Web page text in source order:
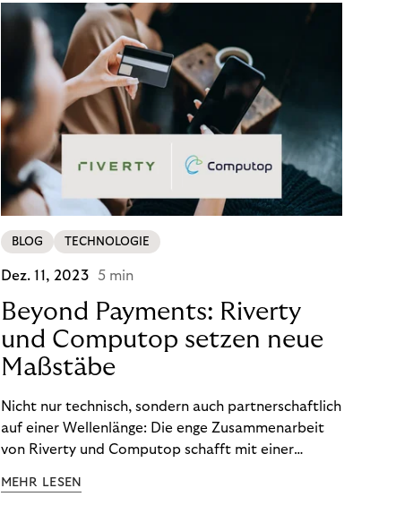
(DSGVO) – geraten viele Unternehmen an die
Grenzen traditioneller Compliance-Mechanismen.
BLOG TECHNOLOGIE
Dez. 11, 2023 5 min
Beyond Payments: Riverty
und Computop setzen neue
Maßstäbe
Nicht nur technisch, sondern auch partnerschaftlich
auf einer Wellenlänge: Die enge Zusammenarbeit
von Riverty und Computop schafft mit einer
Zahlungsabwicklung echte Mehrwerte für Händler.
MEHR LESEN